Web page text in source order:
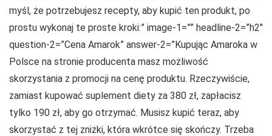
myśl, że potrzebujesz recepty, aby kupić ten produkt, po
prostu wykonaj te proste kroki:” image-1=”” headline-2=”h2″
question-2=”Cena Amarok” answer-2=”Kupując Amaroka w
Polsce na stronie producenta masz możliwość
skorzystania z promocji na cenę produktu. Rzeczywiście,
zamiast kupować suplement diety za 380 zł, zapłacisz
tylko 190 zł, aby go otrzymać. Musisz kupić teraz, aby
skorzystać z tej zniżki, która wkrótce się skończy. Trzeba